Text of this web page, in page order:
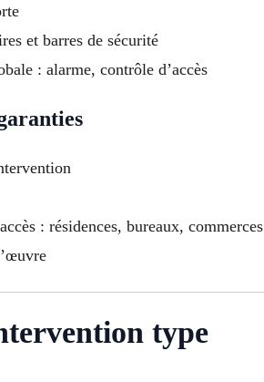
et barres de sécurité
: alarme, contrôle d’accès
: résidences, bureaux, commerces
type